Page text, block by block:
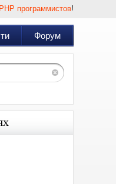
программистов!
Форум